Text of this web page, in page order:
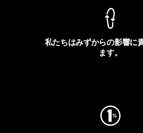
私たちはみずからの影響に
ます。